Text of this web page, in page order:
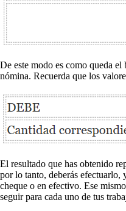
De este modo es como queda
nómina. Recuerda que los
El resultado que has obtenido
por lo tanto, deberás efectuarlo,
cheque o en efectivo. Ese
seguir para cada uno de tus